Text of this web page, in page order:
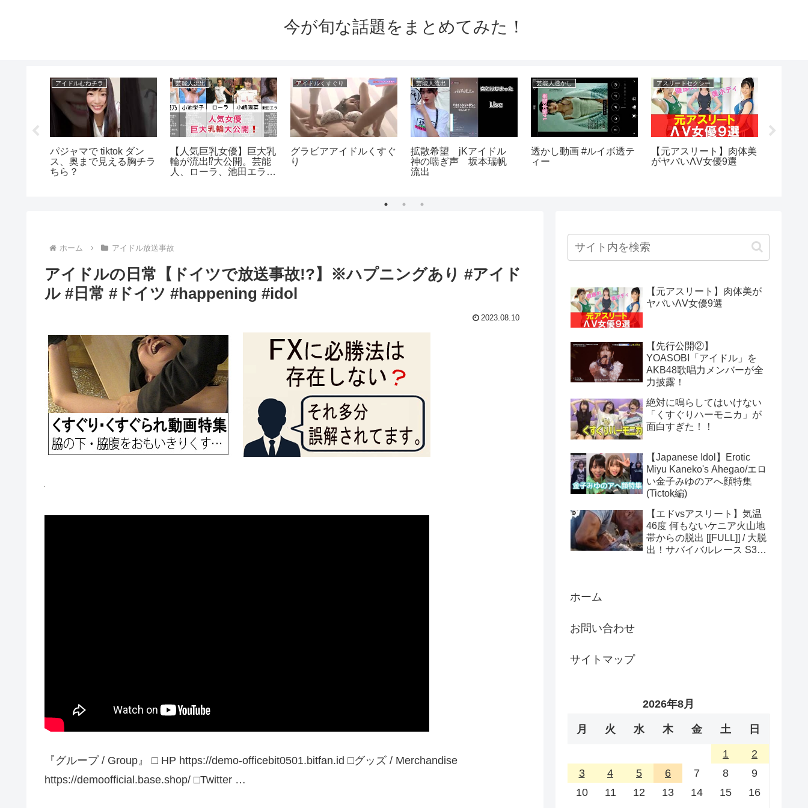
今が旬な話題をまとめてみた！
アイドルむねチラ
パジャマで tiktok ダン
ス、奥まで見える胸チラ
ちら？
芸能人流出
【人気巨乳女優】巨大乳
輪が流出⁉️大公開。芸能
人、ローラ、池田エライ
アイドルくすぐり
グラビアアイドルくすぐ
り
芸能人流出
拡散希望 jKアイドル
神の喘ぎ声 坂本瑞帆
流出
芸能人透かし
透かし動画 #ルイボ透テ
ィー
アスリートセクシー
【元アスリート】肉体美
がヤバいΛV女優9選
ホーム アイドル放送事故
アイドルの日常【ドイツで放送事故!?】※ハプニングあり #アイド
ル #日常 #ドイツ #happening #idol
2023.08.10
『グループ / Group』 □ HP https://demo-officebit0501.bitfan.id □グッズ / Merchandise
https://demoofficial.base.shop/ □Twitter …
【元アスリート】肉体美が
ヤバいΛV女優9選
【先行公開②】
YOASOBI「アイドル」を
AKB48歌唱力メンバーが全
力披露！
絶対に鳴らしてはいけない
「くすぐりハーモニカ」が
面白すぎた！！
【Japanese Idol】Erotic
Miyu Kaneko's Ahegao/エロ
い金子みゆのアへ顔特集
(Tictok編)
【エドvsアスリート】気温
46度 何もないケニア火山地
帯からの脱出 [[FULL]] / 大脱
出！サバイバルレース S3
ホーム
お問い合わせ
サイトマップ
2026年8月
月 火 水 木 金 土 日
1
2
3
4 5 6 7 8
9
10
11 12 13 14 15
16